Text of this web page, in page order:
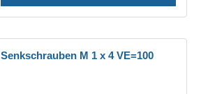
Senkschrauben M 1 x 4 VE=100